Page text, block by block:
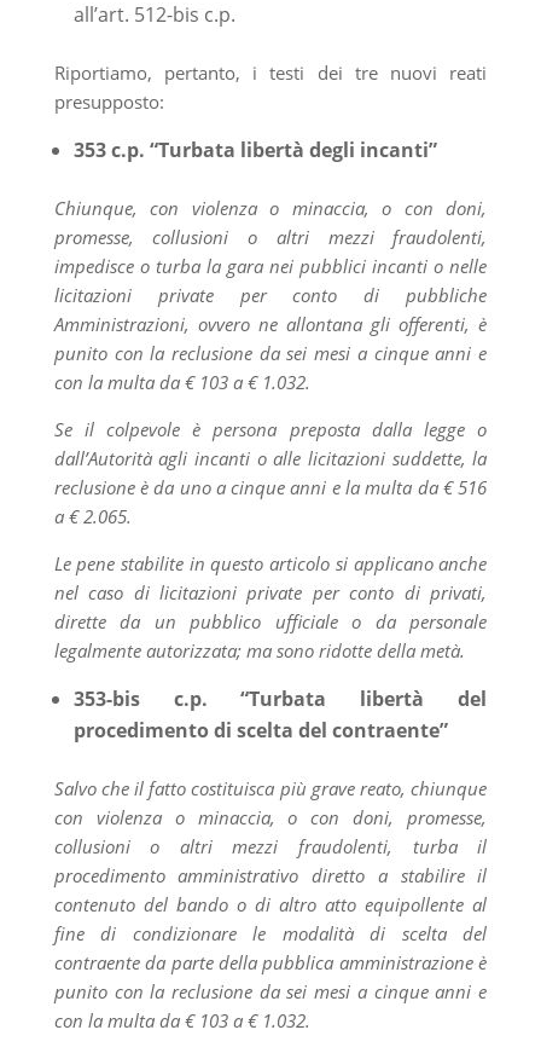
all’art. 512-bis c.p.
Riportiamo, pertanto, i testi dei tre nuovi reati
presupposto:
353 c.p. “Turbata libertà degli incanti”
Chiunque, con violenza o minaccia, o con doni,
promesse, collusioni o altri mezzi fraudolenti,
impedisce o turba la gara nei pubblici incanti o nelle
licitazioni private per conto di pubbliche
Amministrazioni, ovvero ne allontana gli offerenti, è
punito con la reclusione da sei mesi a cinque anni e
con la multa da € 103 a € 1.032.
Se il colpevole è persona preposta dalla legge o
dall’Autorità agli incanti o alle licitazioni suddette, la
reclusione è da uno a cinque anni e la multa da € 516
a € 2.065.
Le pene stabilite in questo articolo si applicano anche
nel caso di licitazioni private per conto di privati,
dirette da un pubblico ufficiale o da personale
legalmente autorizzata; ma sono ridotte della metà.
353-bis c.p. “Turbata libertà del
procedimento di scelta del contraente”
Salvo che il fatto costituisca più grave reato, chiunque
con violenza o minaccia, o con doni, promesse,
collusioni o altri mezzi fraudolenti, turba il
procedimento amministrativo diretto a stabilire il
contenuto del bando o di altro atto equipollente al
fine di condizionare le modalità di scelta del
contraente da parte della pubblica amministrazione è
punito con la reclusione da sei mesi a cinque anni e
con la multa da € 103 a € 1.032.